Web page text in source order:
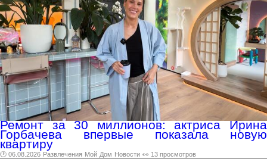
Ремонт за 30 миллионов: актриса Ирина
Горбачева впервые показала новую
квартиру
🕑 06.08.2026 Развлечения Мой Дом Новости 👀 13 просмотров